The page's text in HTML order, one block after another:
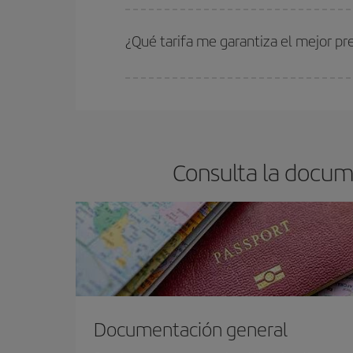
estén disponibles o se vayan agotando. Por eso,
¿Qué tarifa me garantiza el mejor
Consulta la
Documentación general